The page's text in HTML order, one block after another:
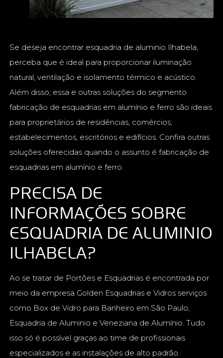
Se deseja encontrar esquadria de aluminio Ilhabela,
perceba que é ideal para proporcionar iluminação
natural, ventilação e isolamento térmico e acústico.
Além disso, essa e outras soluções do segmento
fabricação de esquadrias em alumínio e ferro são ideais
para proprietários de residências, comércios,
estabelecimentos, escritórios e edifícios. Confira outras
soluções oferecidas quando o assunto é fabricação de
esquadrias em alumínio e ferro.
PRECISA DE
INFORMAÇÕES SOBRE
ESQUADRIA DE ALUMINIO
ILHABELA?
Ao se tratar de Portões e Esquadrias é encontrada por
meio da empresa Golden Esquadrias e Vidros serviços
como Box de Vidro para Banheiro em São Paulo,
Esquadria de Aluminio e Veneziana de Alumínio. Tudo
isso só é possível graças ao time de profissionais
especializados e as instalações de alto padrão.